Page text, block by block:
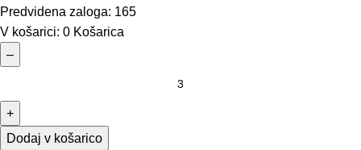
Predvidena zaloga: 165
V košarici: 0 Košarica
–
+
Dodaj v košarico